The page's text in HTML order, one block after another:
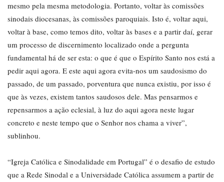
mesmo pela mesma metodologia. Portanto, voltar às comissões
sinodais diocesanas, às comissões paroquiais. Isto é, voltar aqui,
voltar à base, como temos dito, voltar às bases e a partir daí, gerar
um processo de discernimento localizado onde a pergunta
fundamental há de ser esta: o que é que o Espírito Santo nos está a
pedir aqui agora. E este aqui agora evita-nos um saudosismo do
passado, de um passado, porventura que nunca existiu, por isso é
que às vezes, existem tantos saudosos dele. Mas pensarmos e
repensarmos a ação eclesial, à luz do aqui agora neste lugar
concreto e neste tempo que o Senhor nos chama a viver”,
sublinhou.
“Igreja Católica e Sinodalidade em Portugal” é o desafio de estudo
que a Rede Sinodal e a Universidade Católica assumem a partir de